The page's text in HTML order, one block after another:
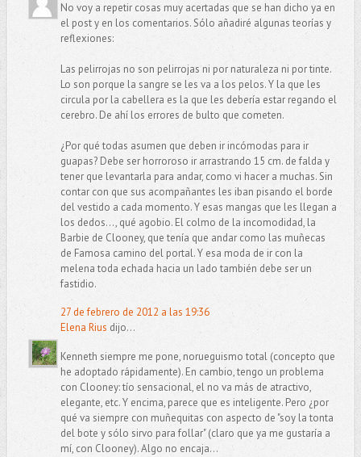
No voy a repetir cosas muy acertadas que se han dicho ya en
el post y en los comentarios. Sólo añadiré algunas teorías y
reflexiones:
Las pelirrojas no son pelirrojas ni por naturaleza ni por tinte.
Lo son porque la sangre se les va a los pelos. Y la que les
circula por la cabellera es la que les debería estar regando el
cerebro. De ahí los errores de bulto que cometen.
¿Por qué todas asumen que deben ir incómodas para ir
guapas? Debe ser horroroso ir arrastrando 15 cm. de falda y
tener que levantarla para andar, como vi hacer a muchas. Sin
contar con que sus acompañantes les iban pisando el borde
del vestido a cada momento. Y esas mangas que les llegan a
los dedos..., qué agobio. El colmo de la incomodidad, la
Barbie de Clooney, que tenía que andar como las muñecas
de Famosa camino del portal. Y esa moda de ir con la
melena toda echada hacia un lado también debe ser un
fastidio.
27 de febrero de 2012 a las 19:36
Elena Rius dijo...
Kenneth siempre me pone, norueguismo total (concepto que
he adoptado rápidamente). En cambio, tengo un problema
con Clooney: tío sensacional, el no va más de atractivo,
elegante, etc. Y encima, parece que es inteligente. Pero ¿por
qué va siempre con muñequitas con aspecto de "soy la tonta
del bote y sólo sirvo para follar" (claro que ya me gustaría a
mí, con Clooney). Algo no encaja...